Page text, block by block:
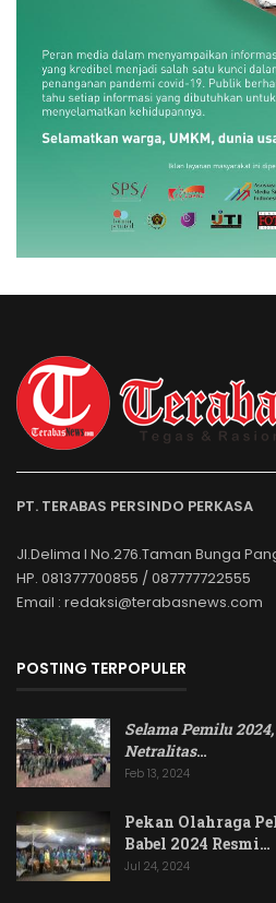
PT. TERABAS PERSINDO PERKASA
Jl.Delima I No.276.Taman Bunga
HP. 081377700855 / 087777722555
Email : redaksi@terabasnews.com
POSTING TERPOPULER
Selama Pemilu
Netralitas…
Feb 13, 2024
Pekan Olahraga
Babel 2024 Resmi…
Jul 24, 2024